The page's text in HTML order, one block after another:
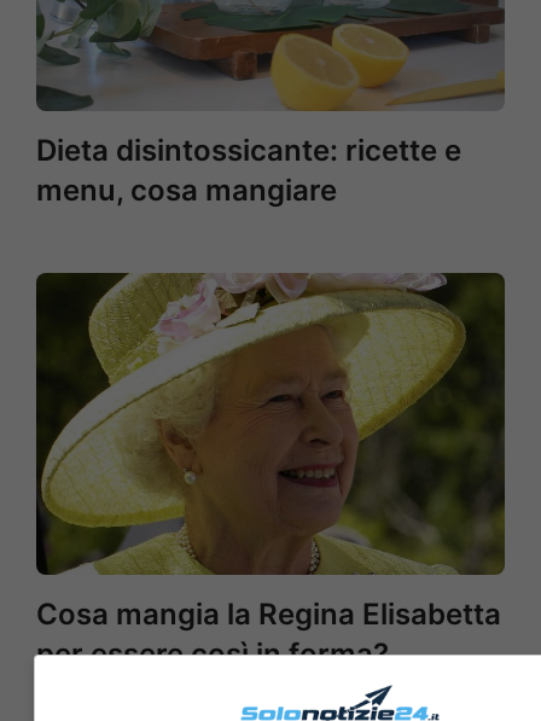
Dieta disintossicante: ricette e
menu, cosa mangiare
Cosa mangia la Regina Elisabetta
per essere così in forma?